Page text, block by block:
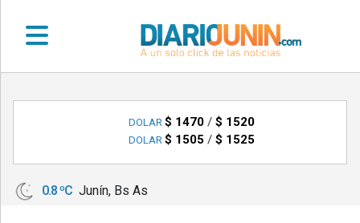
•
LOCALES
•
DOLAR $ 1470/ $ 1520
DOLAR $ 1505 / $ 1525
0.8 ºC Junín, Bs As